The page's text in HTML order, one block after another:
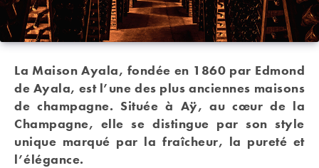
La Maison Ayala, fondée en 1860 par Edmond
de Ayala, est l’une des plus anciennes maisons
de champagne. Située à Aÿ, au cœur de la
Champagne, elle se distingue par son style
unique marqué par la fraîcheur, la pureté et
l’élégance.